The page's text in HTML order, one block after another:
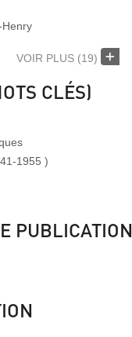
VOIR PLUS (19)
CLÉS)
1955 )
PUBLICATION